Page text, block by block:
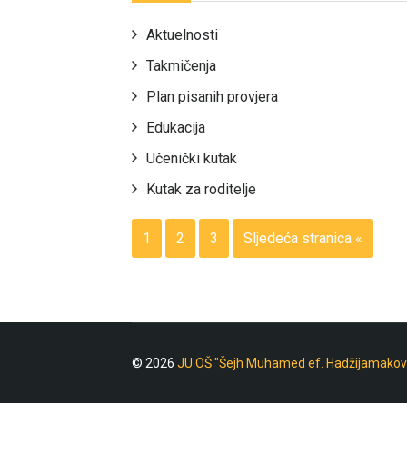
Aktuelnosti
Takmičenja
Plan pisanih provjera
Edukacija
Učenički kutak
Kutak za roditelje
1 2 3 Sljedeća stranica «
© 2026 JU OŠ "Šejh Muhamed ef.